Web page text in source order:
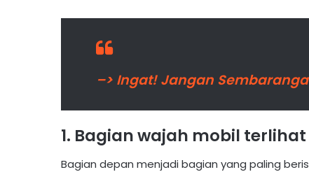
–> Ingat! Jangan
1. Bagian wajah mobil
Bagian depan menjadi bagian yang paling